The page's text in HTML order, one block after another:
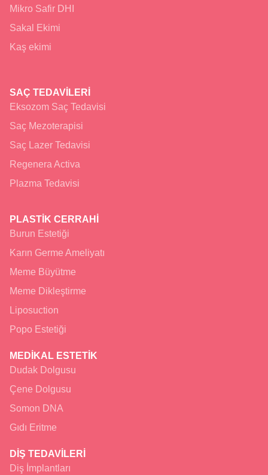
Mikro Safir DHI
Sakal Ekimi
Kaş ekimi
SAÇ TEDAVİLERİ
Eksozom Saç Tedavisi
Saç Mezoterapisi
Saç Lazer Tedavisi
Regenera Activa
Plazma Tedavisi
PLASTİK CERRAHİ
Burun Estetiği
Karın Germe Ameliyatı
Meme Büyütme
Meme Dikleştirme
Liposuction
Popo Estetiği
MEDİKAL ESTETİK
Dudak Dolgusu
Çene Dolgusu
Somon DNA
Gıdı Eritme
DİŞ TEDAVİLERİ
Diş İmplantları